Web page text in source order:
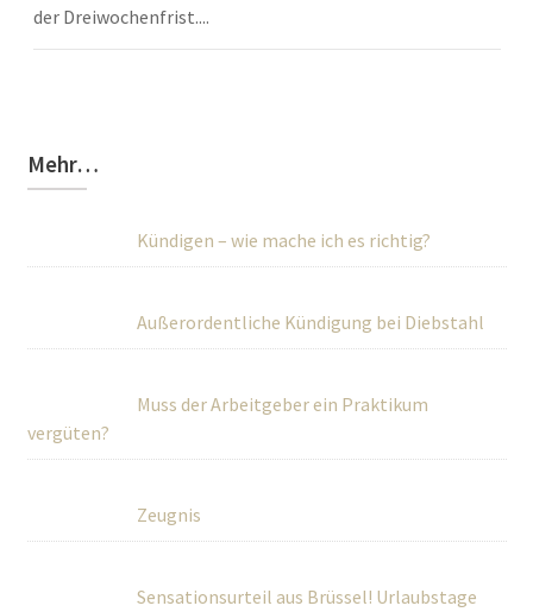
der Dreiwochenfrist....
Mehr…
Kündigen – wie mache ich es richtig?
Außerordentliche Kündigung bei Diebstahl
Muss der Arbeitgeber ein Praktikum
vergüten?
Zeugnis
Sensationsurteil aus Brüssel! Urlaubstage